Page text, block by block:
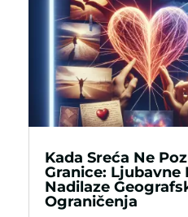
Kada Sreća Ne
Granice: Ljubavne
Nadilaze
Ograničenja